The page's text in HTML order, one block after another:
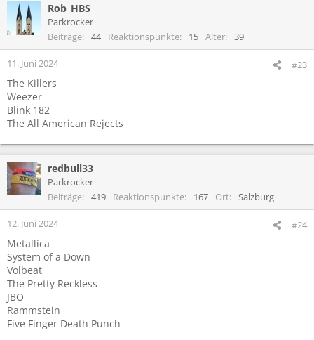
i
n
n
:
Rob_HBS
Parkrocker
Beiträge
44 Reaktionspunkte 15 Alter 39
11. Juni 2024 #23
The Killers
Weezer
Blink 182
The All American Rejects
redbull33
Parkrocker
Beiträge
419 Reaktionspunkte 167 Ort Salzburg
12. Juni 2024 #24
Metallica
System of a Down
Volbeat
The Pretty Reckless
JBO
Rammstein
Five Finger Death Punch